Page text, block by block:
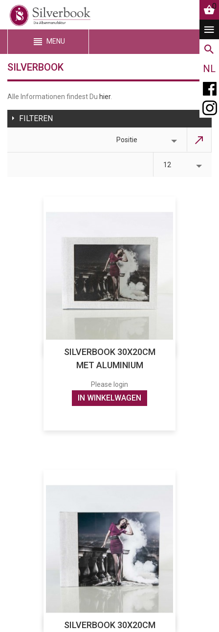
0
NL
MENU
SILVERBOOK
Alle Informationen findest Du hier.
FILTEREN
Positie
12
SILVERBOOK 30X20CM
MET ALUMINIUM
Please login
IN WINKELWAGEN
SILVERBOOK 30X20CM